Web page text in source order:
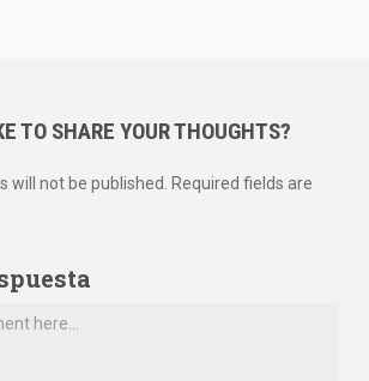
TO SHARE YOUR THOUGHTS?
will not be published. Required fields are